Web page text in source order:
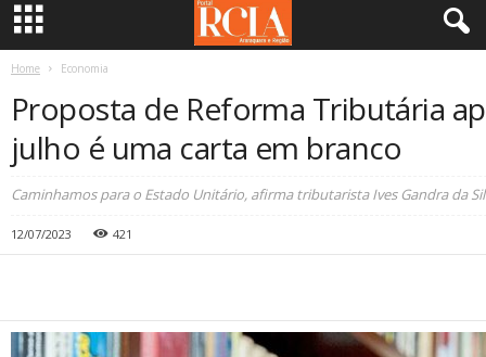
Home Economia
Proposta de Reforma Tributária
julho é uma carta em branco
Caminhamos para o Estado Unitário, afirma tributarista Ives Gandra da
12/07/2023 421